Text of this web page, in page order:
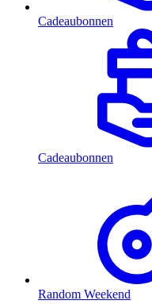
Cadeaubonnen
Cadeaubonnen
Random Weekend